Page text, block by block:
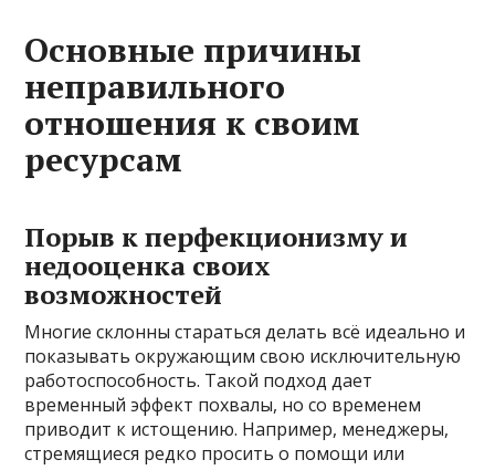
Основные причины
неправильного
отношения к своим
ресурсам
Порыв к перфекционизму и
недооценка своих
возможностей
Многие склонны стараться делать всё идеально и
показывать окружающим свою исключительную
работоспособность. Такой подход дает
временный эффект похвалы, но со временем
приводит к истощению. Например, менеджеры,
стремящиеся редко просить о помощи или